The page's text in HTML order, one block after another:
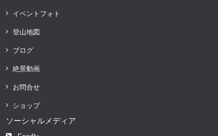
イベントフォト
登山地図
ブログ
絶景動画
お問合せ
ショップ
ソーシャルメディア